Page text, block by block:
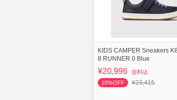
KIDS CAMPER Sneakers
8 RUNNER 0 Blue
¥20,996 送料込
10%OFF
¥23,415